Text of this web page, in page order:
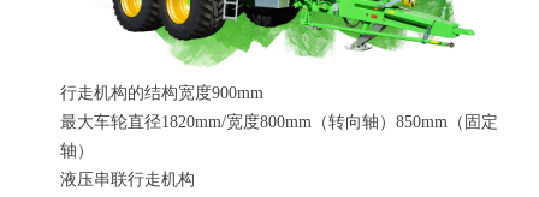
行走机构的结构宽度900mm
最大车轮直径1820mm/宽度800mm（转向轴）850mm（固定
轴）
液压串联行走机构